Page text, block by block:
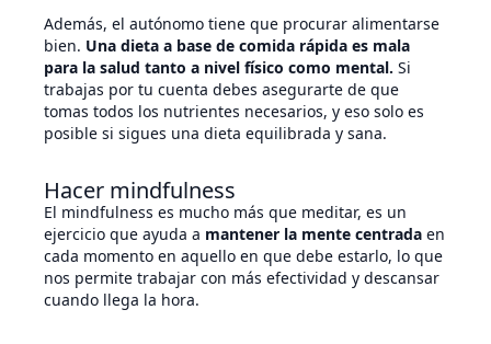
Además, el autónomo tiene que procurar alimentarse
bien. Una dieta a base de comida rápida es mala
para la salud tanto a nivel físico como mental. Si
trabajas por tu cuenta debes asegurarte de que
tomas todos los nutrientes necesarios, y eso solo es
posible si sigues una dieta equilibrada y sana.
Hacer mindfulness
El mindfulness es mucho más que meditar, es un
ejercicio que ayuda a mantener la mente centrada en
cada momento en aquello en que debe estarlo, lo que
nos permite trabajar con más efectividad y descansar
cuando llega la hora.